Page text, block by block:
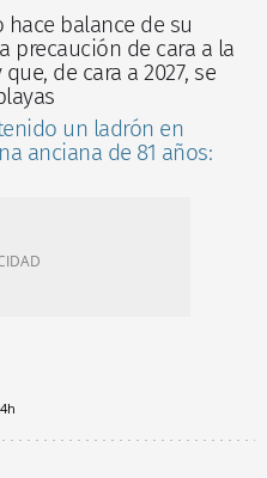
balance de su
precaución de cara a la
de cara a 2027, se
un ladrón en
anciana de 81 años: